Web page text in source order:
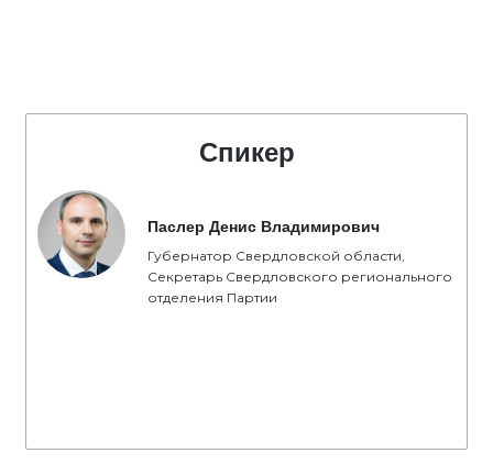
Спикер
Паслер Денис Владимирович
Губернатор Свердловской области,
Секретарь Свердловского регионального
отделения Партии